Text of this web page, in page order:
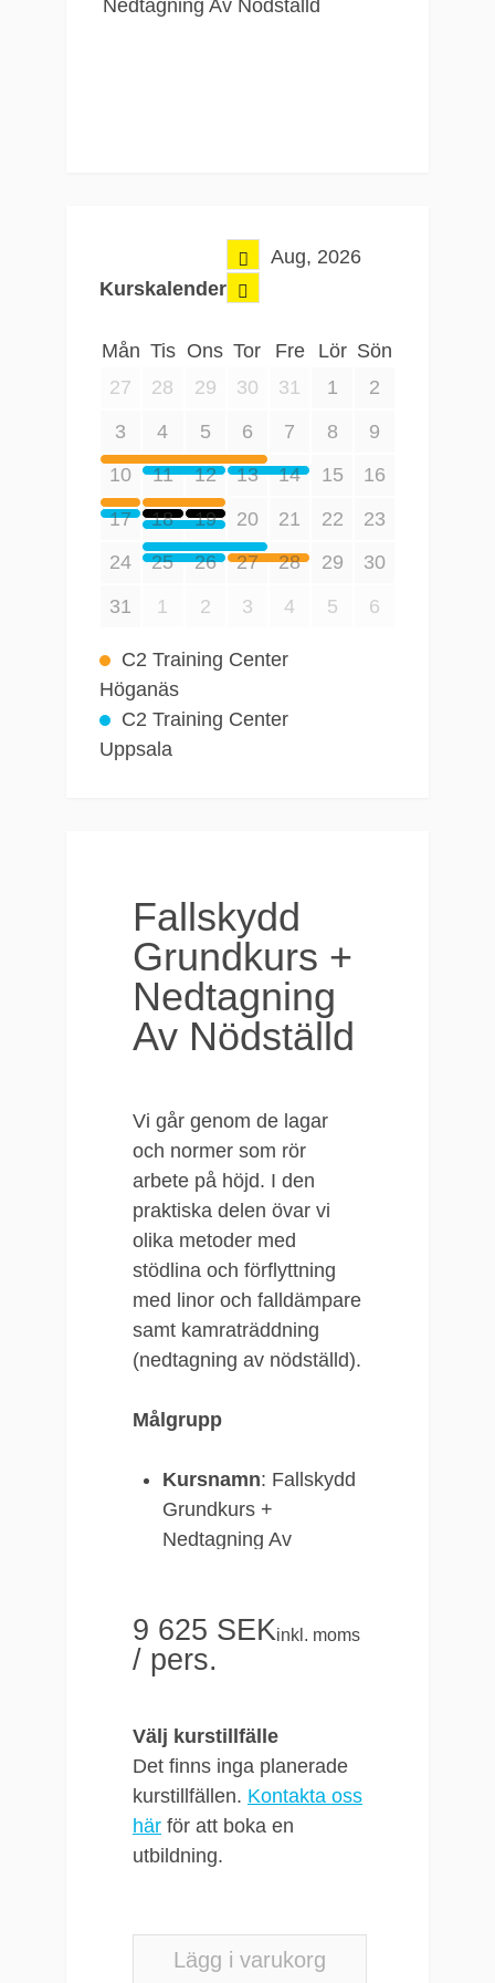
Kurskalender
Aug, 2026
Mån Tis Ons Tor Fre Lör Sön
C2 Training Center
Höganäs
C2 Training Center
Uppsala
Fallskydd
Grundkurs +
Nedtagning
Av Nödställd
Vi går genom de lagar
och normer som rör
arbete på höjd. I den
praktiska delen övar vi
olika metoder med
stödlina och förflyttning
med linor och falldämpare
samt kamraträddning
(nedtagning av nödställd).
Målgrupp
Kursnamn: Fallskydd
Grundkurs +
Nedtagning Av
Heights + Emergency
Evacuation)
kund
Längd: 2 dagar
Tider: 08.30–16.30
Antal deltagare
Minst 4, max 12
Praktiska övningar
9 625 SEKinkl. moms
/ pers.
Välj kurstillfälle
Det finns inga planerade
kurstillfällen. Kontakta oss
här för att boka en
utbildning.
Lägg i varukorg